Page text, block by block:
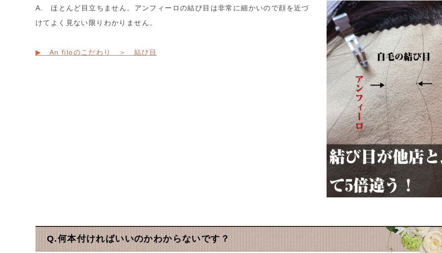
A. ほとんど目立ちません。アンフィーロの結び目は非常に細かいので顔を近づ
けてよく見ない限りわかりません。
▶ An filoのこだわり ＞ 結び目
Q.何本付ければいいのかわからないです？